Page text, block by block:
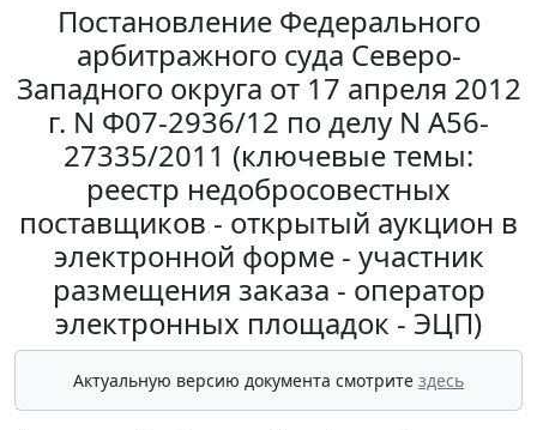
Постановление Федерального
арбитражного суда Северо-
Западного округа от 17 апреля 2012
г. N Ф07-2936/12 по делу N А56-
27335/2011 (ключевые темы:
реестр недобросовестных
поставщиков - открытый аукцион в
электронной форме - участник
размещения заказа - оператор
электронных площадок - ЭЦП)
Актуальную версию документа смотрите здесь